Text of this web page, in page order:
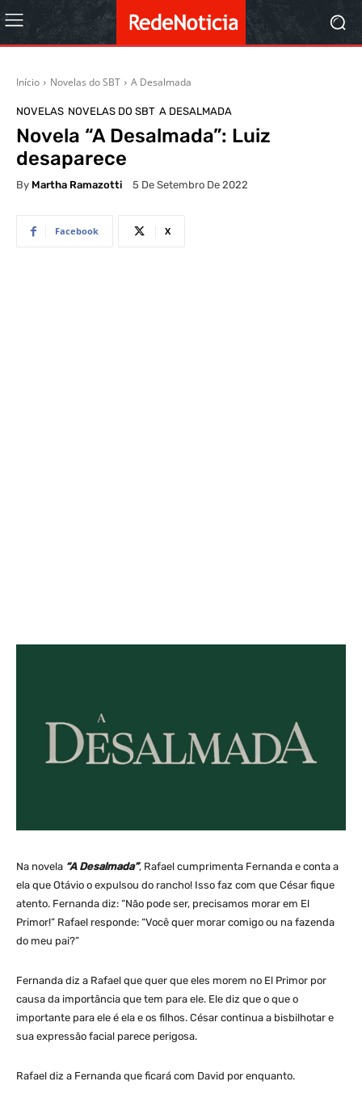
Início Novelas do SBT A Desalmada
NOVELAS NOVELAS DO SBT A DESALMADA
Novela “A Desalmada”: Luiz
desaparece
By Martha Ramazotti 5 De Setembro De 2022
Facebook X
Na novela “A Desalmada”, Rafael cumprimenta Fernanda e conta a
ela que Otávio o expulsou do rancho! Isso faz com que César fique
atento. Fernanda diz: “Não pode ser, precisamos morar em El
Primor!” Rafael responde: “Você quer morar comigo ou na fazenda
do meu pai?”
Fernanda diz a Rafael que quer que eles morem no El Primor por
causa da importância que tem para ele. Ele diz que o que o
importante para ele é ela e os filhos. César continua a bisbilhotar e
sua expressão facial parece perigosa.
Rafael diz a Fernanda que ficará com David por enquanto.